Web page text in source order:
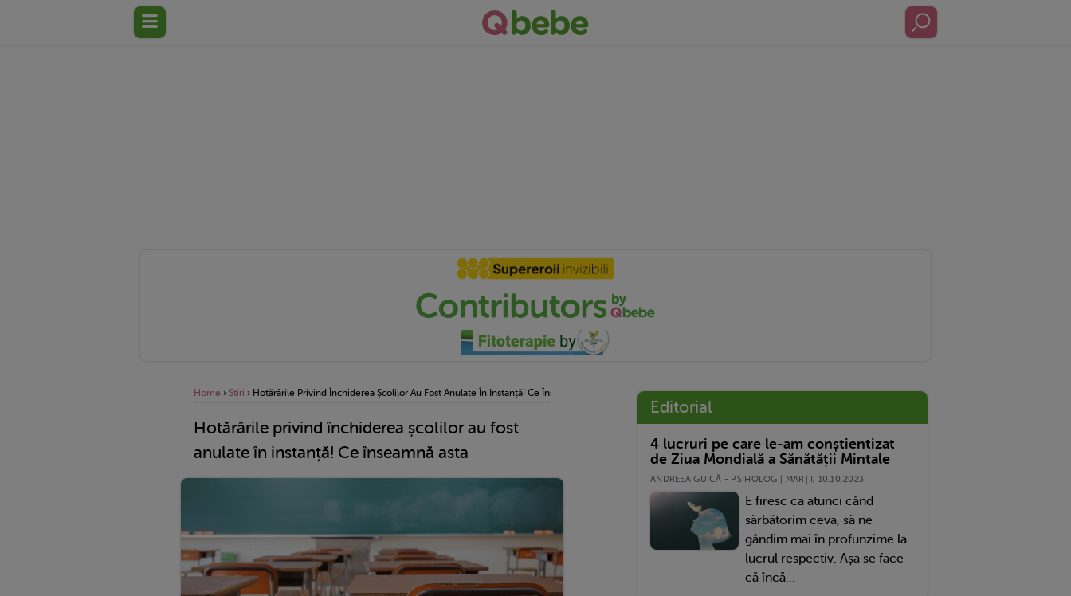
Home › Stiri › Hotărârile Privind Închiderea Școlilor Au Fost Anulate În Instanță! Ce Înseamnă Asta
Hotărârile privind închiderea școlilor au fost
anulate în instanță! Ce înseamnă asta
Editorial
4 lucruri pe care le-am conștientizat
de Ziua Mondială a Sănătății Mintale
ANDREEA GUICĂ - PSIHOLOG | MARŢI, 10.10.2023
E firesc ca atunci când
sărbătorim ceva, să ne
gândim mai în profunzime la
lucrul respectiv. Așa se face
că încă...